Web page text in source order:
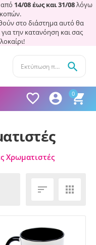
14/08 έως και 31/08λόγω
στο διάστημα αυτό θα
την κατανόηση και σας
0




Χρωματιστές
 